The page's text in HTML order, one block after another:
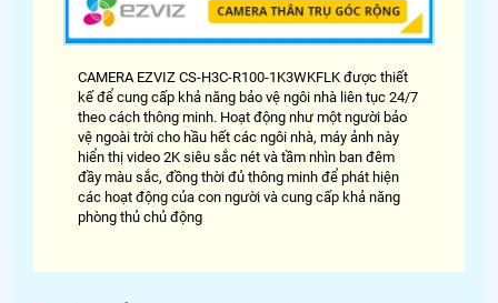
CAMERA EZVIZ CS-H3C-R100-1K3WKFLK được thiết
kế để cung cấp khả năng bảo vệ ngôi nhà liên tục 24/7
theo cách thông minh. Hoạt động như một người bảo
vệ ngoài trời cho hầu hết các ngôi nhà, máy ảnh này
hiển thị video 2K siêu sắc nét và tầm nhìn ban đêm
đầy màu sắc, đồng thời đủ thông minh để phát hiện
các hoạt động của con người và cung cấp khả năng
phòng thủ chủ động